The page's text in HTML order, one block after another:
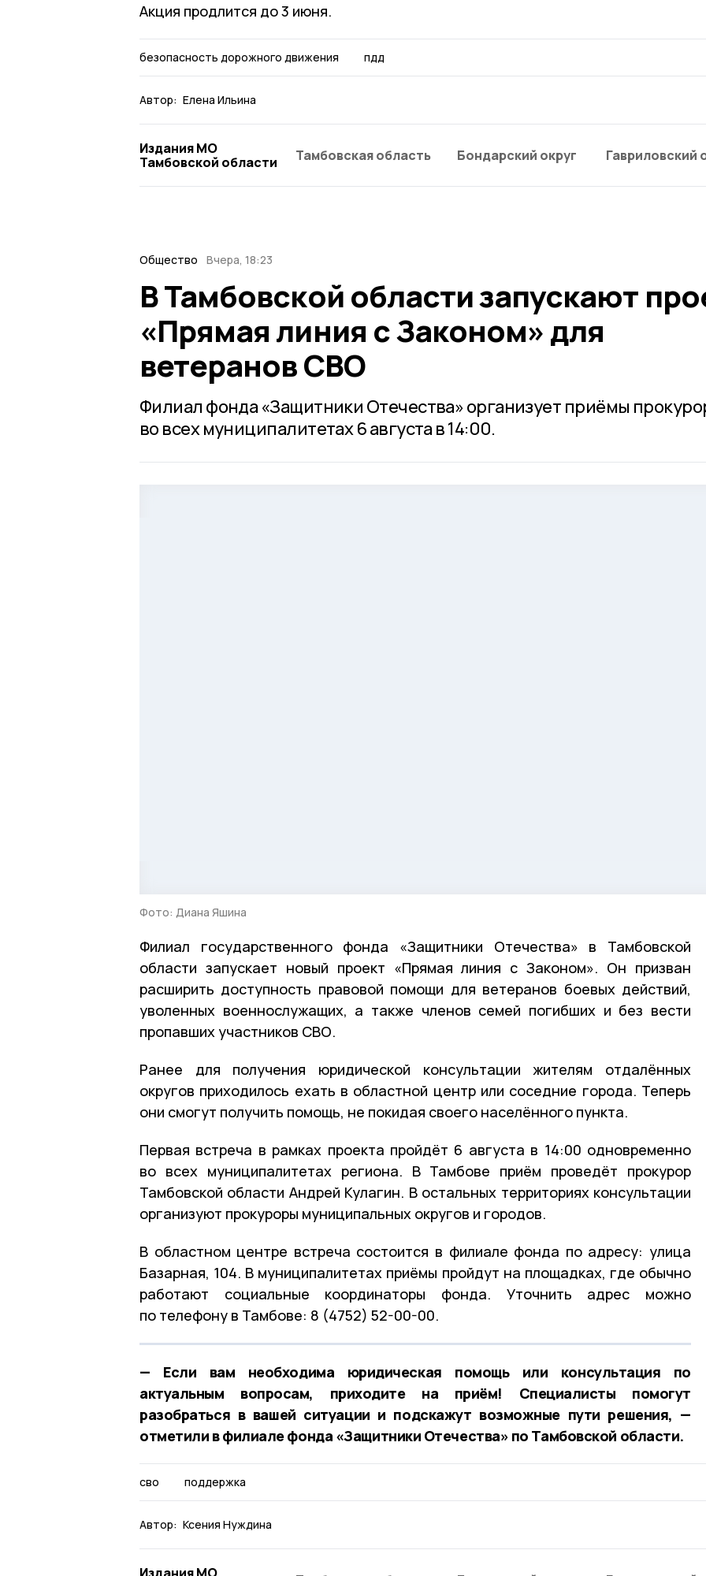
Акция продлится до 3 июня.
безопасность дорожного движения пдд
Автор: Елена Ильина
Издания МО
Тамбовской области
Тамбовская область Бондарский округ Гавриловский
Общество Вчера, 18:23
В Тамбовской области запускают
«Прямая линия с Законом» для
ветеранов СВО
Филиал фонда «Защитники Отечества» организует приёмы
во всех муниципалитетах 6 августа в 14:00.
Фото: Диана Яшина
Филиал государственного фонда «Защитники Отечества» в Тамбовской
области запускает новый проект «Прямая линия с Законом». Он призван
расширить доступность правовой помощи для ветеранов боевых действий,
уволенных военнослужащих, а также членов семей погибших и без вести
пропавших участников СВО.
Ранее для получения юридической консультации жителям отдалённых
округов приходилось ехать в областной центр или соседние города. Теперь
они смогут получить помощь, не покидая своего населённого пункта.
Первая встреча в рамках проекта пройдёт 6 августа в 14:00 одновременно
во всех муниципалитетах региона. В Тамбове приём проведёт прокурор
Тамбовской области Андрей Кулагин. В остальных территориях консультации
организуют прокуроры муниципальных округов и городов.
В областном центре встреча состоится в филиале фонда по адресу: улица
Базарная, 104. В муниципалитетах приёмы пройдут на площадках, где обычно
работают социальные координаторы фонда. Уточнить адрес можно
по телефону в Тамбове: 8 (4752) 52-00-00.
— Если вам необходима юридическая помощь или консультация по
актуальным вопросам, приходите на приём! Специалисты помогут
разобраться в вашей ситуации и подскажут возможные пути решения, —
отметили в филиале фонда «Защитники Отечества» по Тамбовской области.
сво поддержка
Автор: Ксения Нуждина
Издания МО